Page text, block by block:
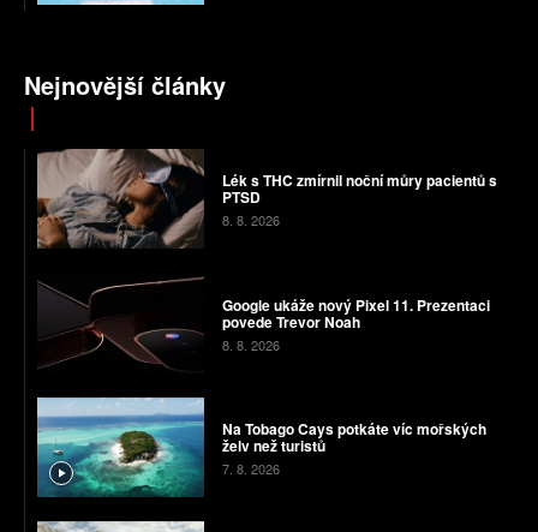
Nejnovější články
Lék s THC zmírnil noční můry pacientů s
PTSD
8. 8. 2026
Google ukáže nový Pixel 11. Prezentaci
povede Trevor Noah
8. 8. 2026
Na Tobago Cays potkáte víc mořských
želv než turistů
7. 8. 2026